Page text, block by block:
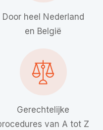
Door heel Nederland
en België
Gerechtelijke
van A tot Z